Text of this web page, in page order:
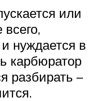
или
всего,
нуждается в
карбюратор
разбирать –